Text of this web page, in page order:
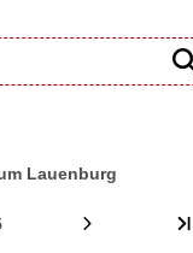
Lauenburg